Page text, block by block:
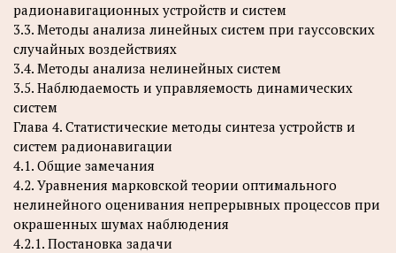
радионавигационных устройств и систем
3.3. Методы анализа линейных систем при гауссовских
случайных воздействиях
3.4. Методы анализа нелинейных систем
3.5. Наблюдаемость и управляемость динамических
систем
Глава 4. Статистические методы синтеза устройств и
систем радионавигации
4.1. Общие замечания
4.2. Уравнения марковской теории оптимального
нелинейного оценивания непрерывных процессов при
окрашенных шумах наблюдения
4.2.1. Постановка задачи